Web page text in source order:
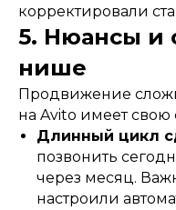
корректировали
5. Нюансы и
нише
Продвижение
на Avito имеет
Длинный цикл
позвонить
через месяц.
настроили